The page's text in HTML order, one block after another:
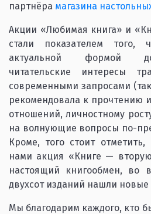
партнёра магазина
Акции «Любимая книга» и
стали показателем того,
актуальной формой
читательские интересы
современными запросами
рекомендовала к прочтению
отношений, личностному
на волнующие вопросы по-
Кроме, того стоит отметить,
нами акция «Книге —
настоящий книгообмен, во
двухсот изданий нашли новые
Мы благодарим каждого, кто